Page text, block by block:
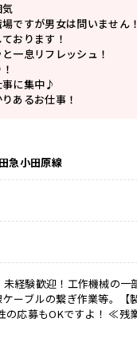
ですが男女は問いません！
おります！
一息リフレッシュ！
事に集中♪
あるお仕事！
急小田原線
未経験歓迎！工作機械の一
繋ぎ作業等。【製品】工作機械 ■お
応募もOKですよ！ ≪残
月20時間以上あります♪